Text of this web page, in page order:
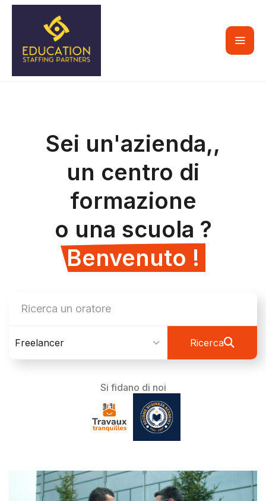
Sei un'azienda,,
un centro di
formazione
o una scuola ?
Benvenuto !
Freelancer Ricerca
Si fidano di noi